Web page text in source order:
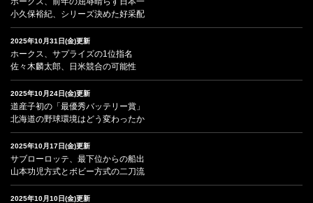
小久保裕紀、シリーズ決めた好采配
2025年10月31日(金)更新
ホークス、サプライズの1位指名
佐々木麟太郎、日米競合の可能性
2025年10月24日(金)更新
道産子初の「最優秀バッテリー賞」
北海道の野球環境はどう変わったか
2025年10月17日(金)更新
サブローロッテ、最下位からの船出
山本功児方式とボビー方式の二刀流
2025年10月10日(金)更新